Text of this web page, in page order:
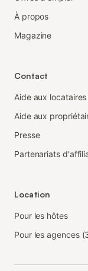
À propos
Magazine
Contact
Aide aux locataires
Aide aux
Presse
Partenariats
Location
Pour les hôtes
Pour les agences